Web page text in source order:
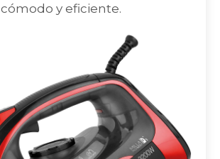
cómodo y eficiente.